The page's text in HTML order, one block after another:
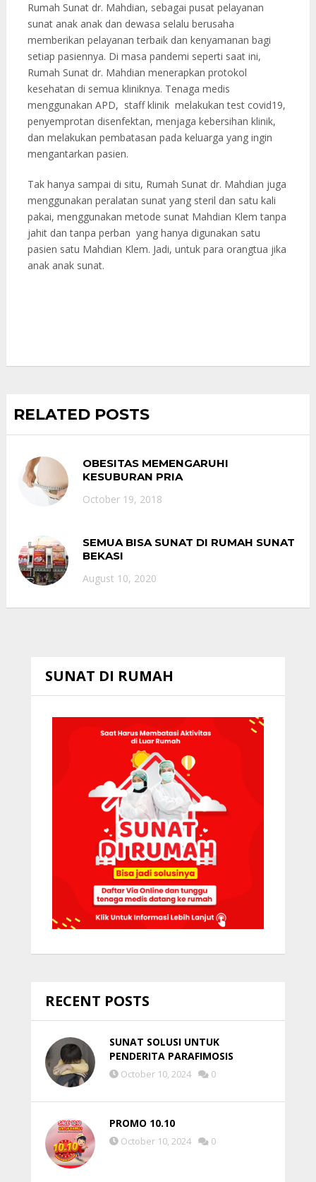
Rumah Sunat dr. Mahdian, sebagai pusat pelayanan
sunat anak anak dan dewasa selalu berusaha
memberikan pelayanan terbaik dan kenyamanan bagi
setiap pasiennya. Di masa pandemi seperti saat ini,
Rumah Sunat dr. Mahdian menerapkan protokol
kesehatan di semua kliniknya. Tenaga medis
menggunakan APD, staff klinik melakukan test covid19,
penyemprotan disenfektan, menjaga kebersihan klinik,
dan melakukan pembatasan pada keluarga yang ingin
mengantarkan pasien.
Tak hanya sampai di situ, Rumah Sunat dr. Mahdian juga
menggunakan peralatan sunat yang steril dan satu kali
pakai, menggunakan metode sunat Mahdian Klem tanpa
jahit dan tanpa perban yang hanya digunakan satu
pasien satu Mahdian Klem. Jadi, untuk para orangtua jika
anak anak sunat.
RELATED POSTS
OBESITAS MEMENGARUHI
KESUBURAN PRIA
October 19, 2018
SEMUA BISA SUNAT DI RUMAH SUNAT
BEKASI
August 10, 2020
SUNAT DI RUMAH
RECENT POSTS
SUNAT SOLUSI UNTUK
PENDERITA PARAFIMOSIS
October 10, 2024 0
PROMO 10.10
October 10, 2024 0